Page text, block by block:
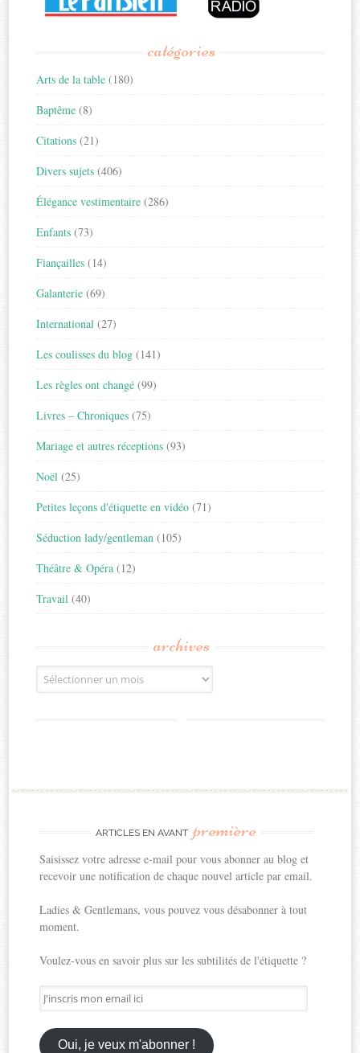
catégories
Arts de la table (180)
Baptême (8)
Citations (21)
Divers sujets (406)
Élégance vestimentaire (286)
Enfants (73)
Fiançailles (14)
Galanterie (69)
International (27)
Les coulisses du blog (141)
Les règles ont changé (99)
Livres – Chroniques (75)
Mariage et autres réceptions (93)
Noël (25)
Petites leçons d'étiquette en vidéo (71)
Séduction lady/gentleman (105)
Théâtre & Opéra (12)
Travail (40)
archives
Archives
ARTICLES EN AVANT première
Saisissez votre adresse e-mail pour vous abonner au blog et
recevoir une notification de chaque nouvel article par email.
Ladies & Gentlemans, vous pouvez vous désabonner à tout
moment.
Voulez-vous en savoir plus sur les subtilités de l'étiquette ?
J'inscris
mon
email
ici
Oui, je veux m'abonner !